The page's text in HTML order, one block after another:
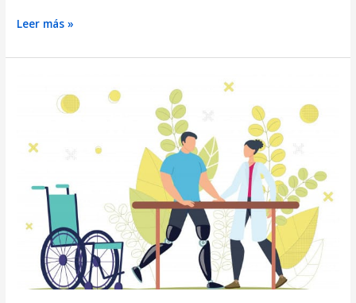
Lesiones
la
comunes?
Leer más »